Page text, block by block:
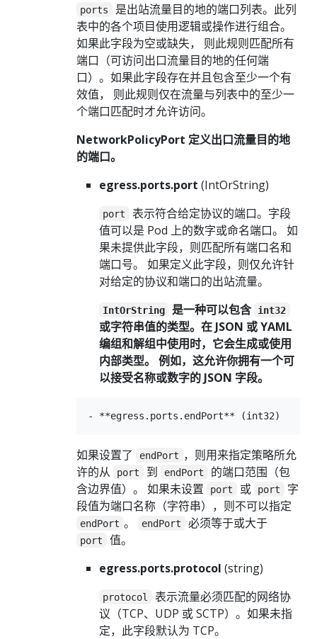
ports
是出站流量目的地的端口列表。此列
表中的各个项目使用逻辑或操作进行组合。
如果此字段为空或缺失， 则此规则匹配所有
端口（可访问出口流量目的地的任何端
口）。如果此字段存在并且包含至少一个有
效值， 则此规则仅在流量与列表中的至少一
个端口匹配时才允许访问。
NetworkPolicyPort 定义出口流量目的地
的端口。
egress.ports.port (IntOrString)
port
表示符合给定协议的端口。字段
值可以是 Pod 上的数字或命名端口。 如
果未提供此字段，则匹配所有端口名和
端口号。 如果定义此字段，则仅允许针
对给定的协议和端口的出站流量。
IntOrString 是一种可以包含 int32
或字符串值的类型。在 JSON 或 YAML
编组和解组中使用时，它会生成或使用
内部类型。 例如，这允许你拥有一个可
以接受名称或数字的 JSON 字段。
如果设置了 endPort ，则用来指定策略所允
许的从
port 到 endPort
的端口范围（包
含边界值）。 如果未设置
port 或 port
字
段值为端口名称（字符串），则不可以指定
endPort 。 endPort 必须等于或大于
port
值。
egress.ports.protocol (string)
protocol
表示流量必须匹配的网络协
议（TCP、UDP 或 SCTP）。如果未指
定，此字段默认为 TCP。